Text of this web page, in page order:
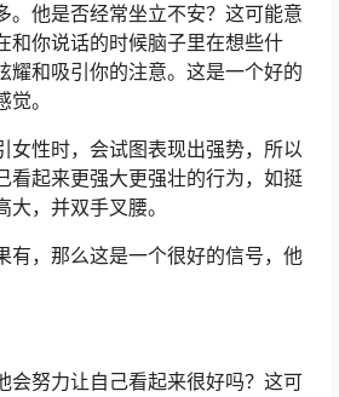
。他是否经常坐立不安？这可能意
和你说话的时候脑子里在想些什
耀和吸引你的注意。这是一个好的
。
女性时，会试图表现出强势，所以
看起来更强大更强壮的行为，如挺
，并双手叉腰。
有，那么这是一个很好的信号，他
会努力让自己看起来很好吗？这可